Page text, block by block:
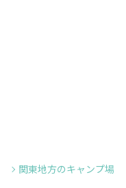
関東地方のキャンプ場